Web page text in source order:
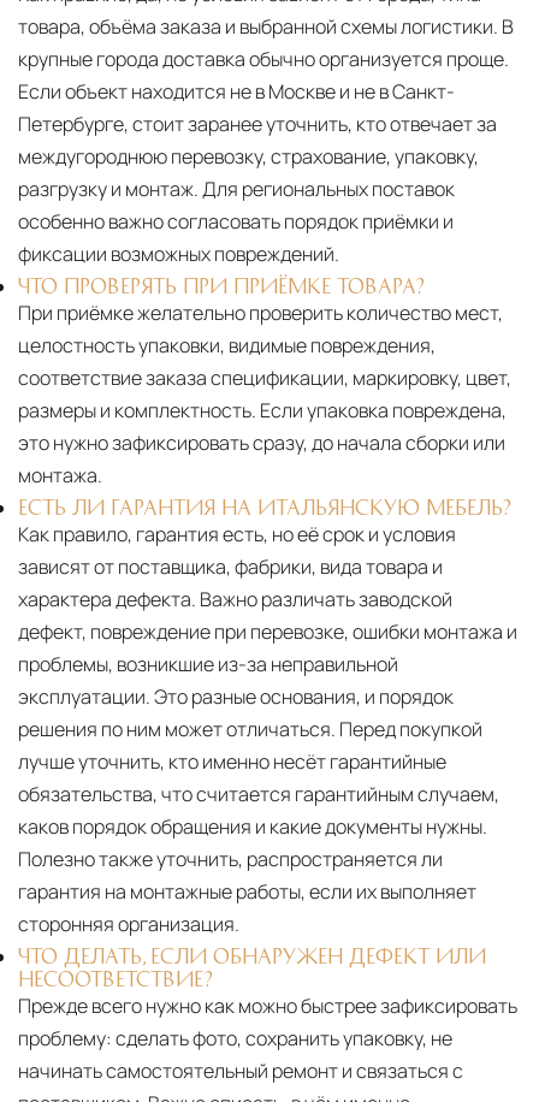
товара, объёма заказа и выбранной схемы логистики. В
крупные города доставка обычно организуется проще.
Если объект находится не в Москве и не в Санкт-
Петербурге, стоит заранее уточнить, кто отвечает за
междугороднюю перевозку, страхование, упаковку,
разгрузку и монтаж. Для региональных поставок
особенно важно согласовать порядок приёмки и
фиксации возможных повреждений.
ЧТО ПРОВЕРЯТЬ ПРИ ПРИЁМКЕ ТОВАРА?
При приёмке желательно проверить количество мест,
целостность упаковки, видимые повреждения,
соответствие заказа спецификации, маркировку, цвет,
размеры и комплектность. Если упаковка повреждена,
это нужно зафиксировать сразу, до начала сборки или
монтажа.
ЕСТЬ ЛИ ГАРАНТИЯ НА ИТАЛЬЯНСКУЮ МЕБЕЛЬ?
Как правило, гарантия есть, но её срок и условия
зависят от поставщика, фабрики, вида товара и
характера дефекта. Важно различать заводской
дефект, повреждение при перевозке, ошибки монтажа и
проблемы, возникшие из-за неправильной
эксплуатации. Это разные основания, и порядок
решения по ним может отличаться. Перед покупкой
лучше уточнить, кто именно несёт гарантийные
обязательства, что считается гарантийным случаем,
каков порядок обращения и какие документы нужны.
Полезно также уточнить, распространяется ли
гарантия на монтажные работы, если их выполняет
сторонняя организация.
ЧТО ДЕЛАТЬ, ЕСЛИ ОБНАРУЖЕН ДЕФЕКТ ИЛИ
НЕСООТВЕТСТВИЕ?
Прежде всего нужно как можно быстрее зафиксировать
проблему: сделать фото, сохранить упаковку, не
начинать самостоятельный ремонт и связаться с